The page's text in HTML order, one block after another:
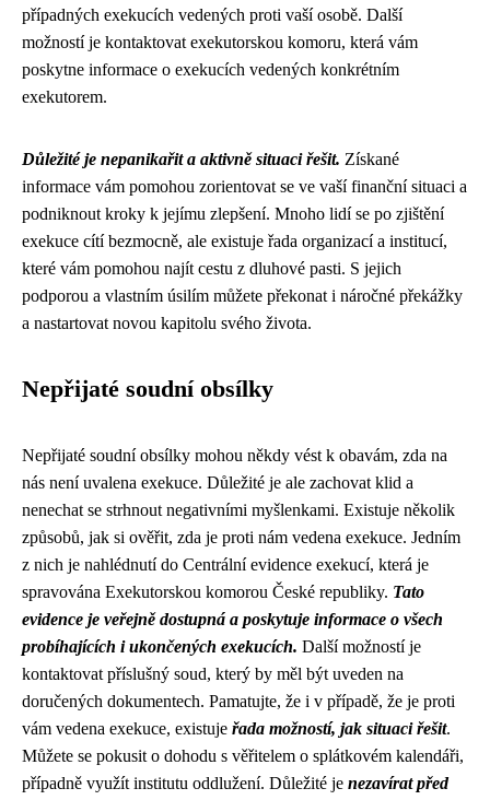
případných exekucích vedených proti vaší osobě. Další
možností je kontaktovat exekutorskou komoru, která vám
poskytne informace o exekucích vedených konkrétním
exekutorem.
Důležité je nepanikařit a aktivně situaci řešit. Získané
informace vám pomohou zorientovat se ve vaší finanční situaci a
podniknout kroky k jejímu zlepšení. Mnoho lidí se po zjištění
exekuce cítí bezmocně, ale existuje řada organizací a institucí,
které vám pomohou najít cestu z dluhové pasti. S jejich
podporou a vlastním úsilím můžete překonat i náročné překážky
a nastartovat novou kapitolu svého života.
Nepřijaté soudní obsílky
Nepřijaté soudní obsílky mohou někdy vést k obavám, zda na
nás není uvalena exekuce. Důležité je ale zachovat klid a
nenechat se strhnout negativními myšlenkami. Existuje několik
způsobů, jak si ověřit, zda je proti nám vedena exekuce. Jedním
z nich je nahlédnutí do Centrální evidence exekucí, která je
spravována Exekutorskou komorou České republiky. Tato
evidence je veřejně dostupná a poskytuje informace o všech
probíhajících i ukončených exekucích. Další možností je
kontaktovat příslušný soud, který by měl být uveden na
doručených dokumentech. Pamatujte, že i v případě, že je proti
vám vedena exekuce, existuje řada možností, jak situaci řešit.
Můžete se pokusit o dohodu s věřitelem o splátkovém kalendáři,
případně využít institutu oddlužení. Důležité je nezavírat před